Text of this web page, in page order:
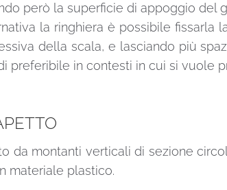
però la superficie di appoggio del
la ringhiera è possibile fissarla
della scala, e lasciando più
preferibile in contesti in cui si vuole
da montanti verticali di sezione
materiale plastico.